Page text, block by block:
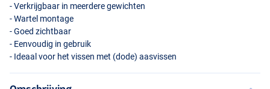
- Verkrijgbaar in meerdere gewichten
- Wartel montage
- Goed zichtbaar
- Eenvoudig in gebruik
- Ideaal voor het vissen met (dode) aasvissen